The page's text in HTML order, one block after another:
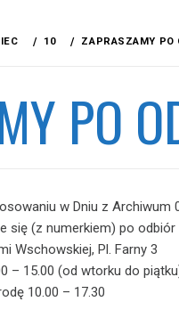
10 ZAPRASZAMY PO
PO
w Dniu z Archiwum
się (z numerkiem) po odbiór
Wschowskiej, Pl. Farny 3
– 15.00 (od wtorku do
10.00 – 17.30